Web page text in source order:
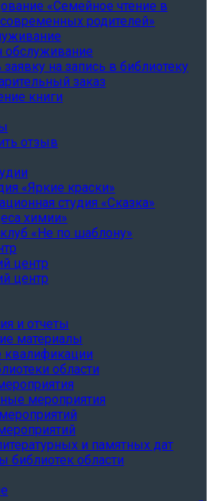
«Семейное чтение в
родителей»
обслуживание
заявку на запись в библиотеку
заказ
книги
отзыв
«Яркие краски»
студия «Сказка»
химии»
«Не по шаблону»
центр
центр
и отчеты
материалы
области
мероприятия
и памятных дат
библиотек области